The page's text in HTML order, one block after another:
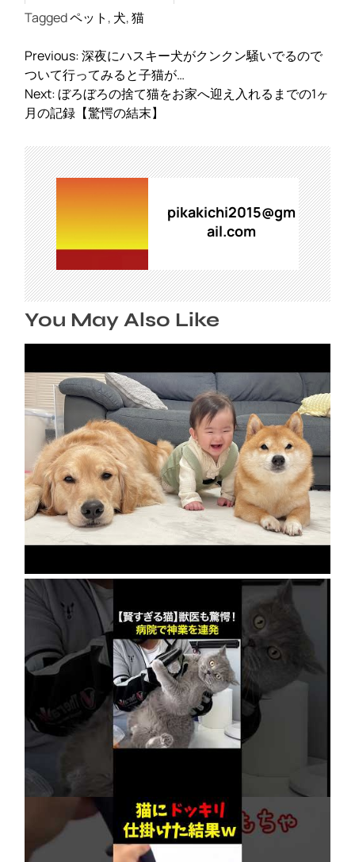
Taggedペット , 犬,猫
投
稿
ナ
ビ
ー
シ
ョ
ン
Previous:深夜にハスキー犬がクンクン騒いでるので
ついて行ってみると子猫が…
Next:ぼろぼろの捨て猫をお家へ迎え入れるまでの1ヶ
月の記録【驚愕の結末】
pikakichi2015@gm
ail.com
You May Also Like
急成長の裏には豆柴とゴールデンレトリバーの
協力がありました…
2026年8月8日
【賢すぎる猫】獣医も驚愕！病院で神業を連発
2026年8月6日